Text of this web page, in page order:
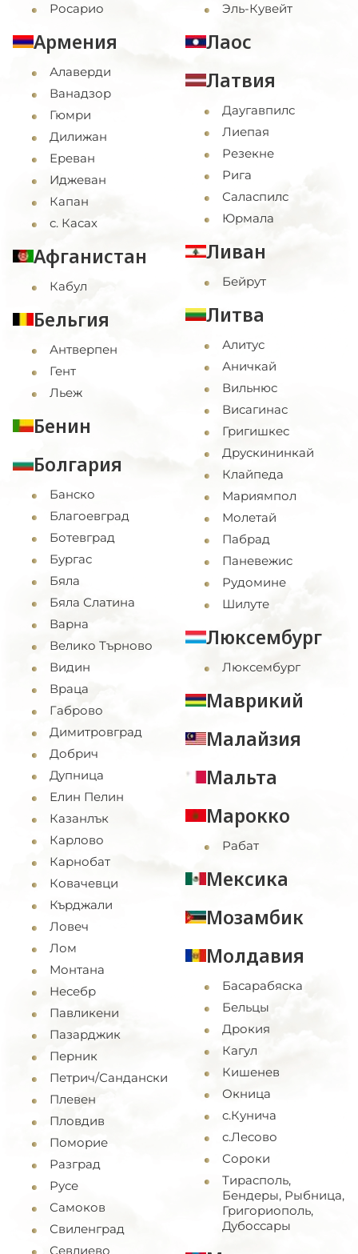
Росарио
Армения
Алаверди
Ванадзор
Гюмри
Дилижан
Ереван
Иджеван
Капан
с. Касах
Афганистан
Кабул
Бельгия
Антверпен
Гент
Льеж
Бенин
Болгария
Банско
Благоевград
Ботевград
Бургас
Бяла
Бяла Слатина
Варна
Велико Търново
Видин
Враца
Габрово
Димитровград
Добрич
Дупница
Елин Пелин
Казанлък
Карлово
Карнобат
Ковачевци
Кърджали
Ловеч
Лом
Монтана
Несебр
Павликени
Пазарджик
Перник
Петрич/Сандански
Плевен
Пловдив
Поморие
Разград
Русе
Самоков
Свиленград
Севлиево
Эль-Кувейт
Лаос
Латвия
Даугавпилс
Лиепая
Резекне
Рига
Саласпилс
Юрмала
Ливан
Бейрут
Литва
Алитус
Аничкай
Вильнюс
Висагинас
Григишкес
Друскининкай
Клайпеда
Мариямпол
Молетай
Пабрад
Паневежис
Рудомине
Шилуте
Люксембург
Люксембург
Маврикий
Малайзия
Мальта
Марокко
Рабат
Мексика
Мозамбик
Молдавия
Басарабяска
Бельцы
Дрокия
Кагул
Кишенев
Окница
с.Кунича
с.Лесово
Сороки
Тирасполь,
Бендеры, Рыбница,
Григориополь,
Дубоссары